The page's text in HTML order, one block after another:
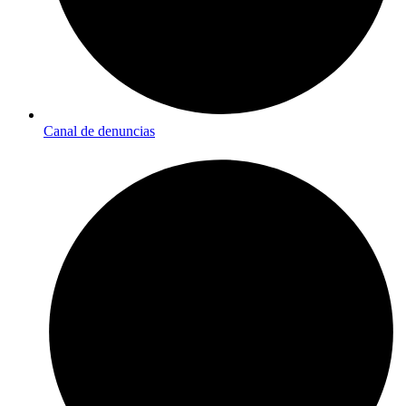
Canal de denuncias